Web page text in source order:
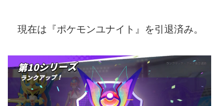
現在は『ポケモンユナイト』を引退済み。